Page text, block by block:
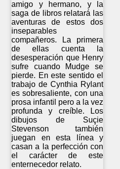
amigo y hermano, y la
saga de libros relatará las
aventuras de estos dos
inseparables
compañeros. La primera
de ellas cuenta la
desesperación que Henry
sufre cuando Mudge se
pierde. En este sentido el
trabajo de Cynthia Rylant
es sobresaliente, con una
prosa infantil pero a la vez
profunda y creíble. Los
dibujos de Suçie
Stevenson también
juegan en esta línea y
casan a la perfección con
el carácter de este
enternecedor relato.